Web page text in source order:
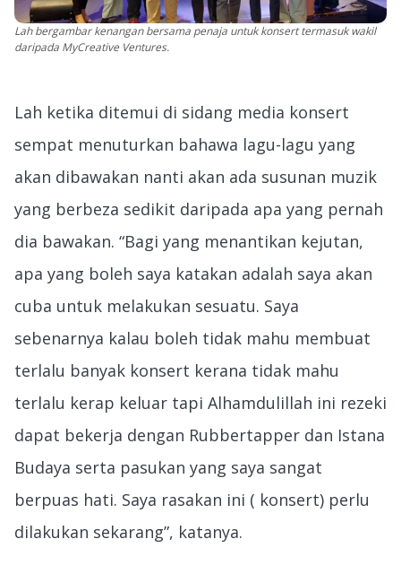
Lah bergambar kenangan bersama penaja untuk konsert termasuk wakil
daripada MyCreative Ventures.
Lah ketika ditemui di sidang media konsert
sempat menuturkan bahawa lagu-lagu yang
akan dibawakan nanti akan ada susunan muzik
yang berbeza sedikit daripada apa yang pernah
dia bawakan. “Bagi yang menantikan kejutan,
apa yang boleh saya katakan adalah saya akan
cuba untuk melakukan sesuatu. Saya
sebenarnya kalau boleh tidak mahu membuat
terlalu banyak konsert kerana tidak mahu
terlalu kerap keluar tapi Alhamdulillah ini rezeki
dapat bekerja dengan Rubbertapper dan Istana
Budaya serta pasukan yang saya sangat
berpuas hati. Saya rasakan ini ( konsert) perlu
dilakukan sekarang”, katanya.